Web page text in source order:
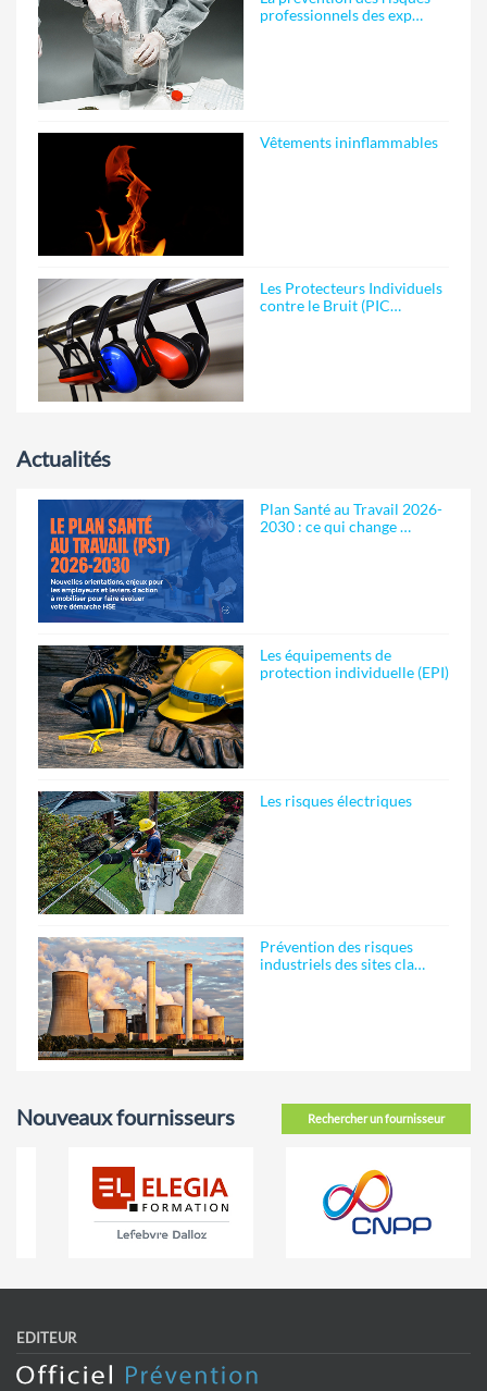
professionnels des exp…
Vêtements ininflammables
Les Protecteurs Individuels
contre le Bruit (PIC…
Actualités
Plan Santé au Travail 2026-
2030 : ce qui change …
Les équipements de
protection individuelle (EPI)
Les risques électriques
Prévention des risques
industriels des sites cla…
Rechercher un fournisseur
Nouveaux fournisseurs
EDITEUR